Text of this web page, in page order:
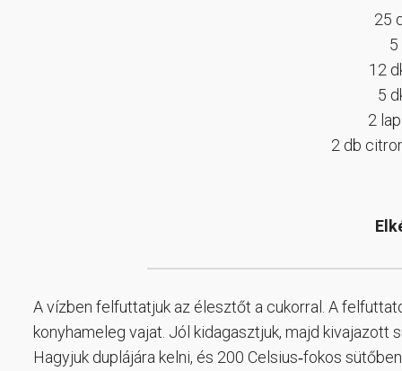
25
5
12
5
2
2 db
A vízben felfuttatjuk az élesztőt a cukorral. A
konyhameleg vajat. Jól kidagasztjuk, majd
Hagyjuk duplájára kelni, és 200 Celsius‐fokos